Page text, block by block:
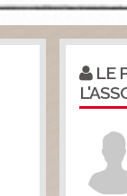
LE